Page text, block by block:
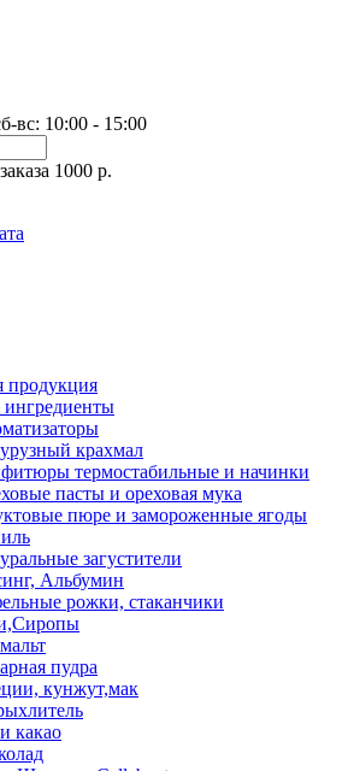
вс: 10:00 - 15:00
1000 р.
продукция
крахмал
термостабильные и начинки
пасты и ореховая мука
пюре и замороженные ягоды
загустители
Альбумин
рожки, стаканчики
пудра
кунжут,мак
какао